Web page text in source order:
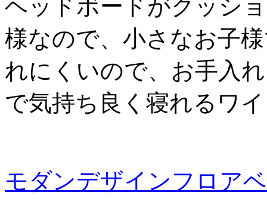
ヘッドボードがクッシ
様なので、小さなお子
れにくいので、お手入
で気持ち良く寝れるワ
モダンデザインフロア